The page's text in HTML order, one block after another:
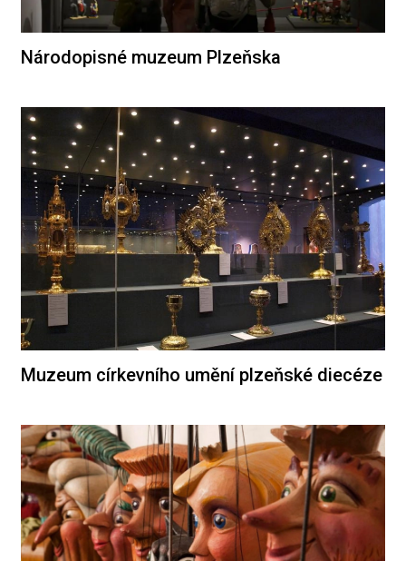
Národopisné muzeum Plzeňska
Muzeum církevního umění plzeňské diecéze